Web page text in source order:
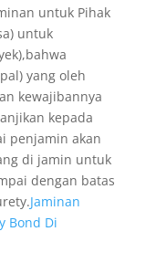
untuk Pihak
untuk
yang oleh
kewajibannya
kepada
penjamin akan
di jamin untuk
dengan batas
Jaminan
Bond Di